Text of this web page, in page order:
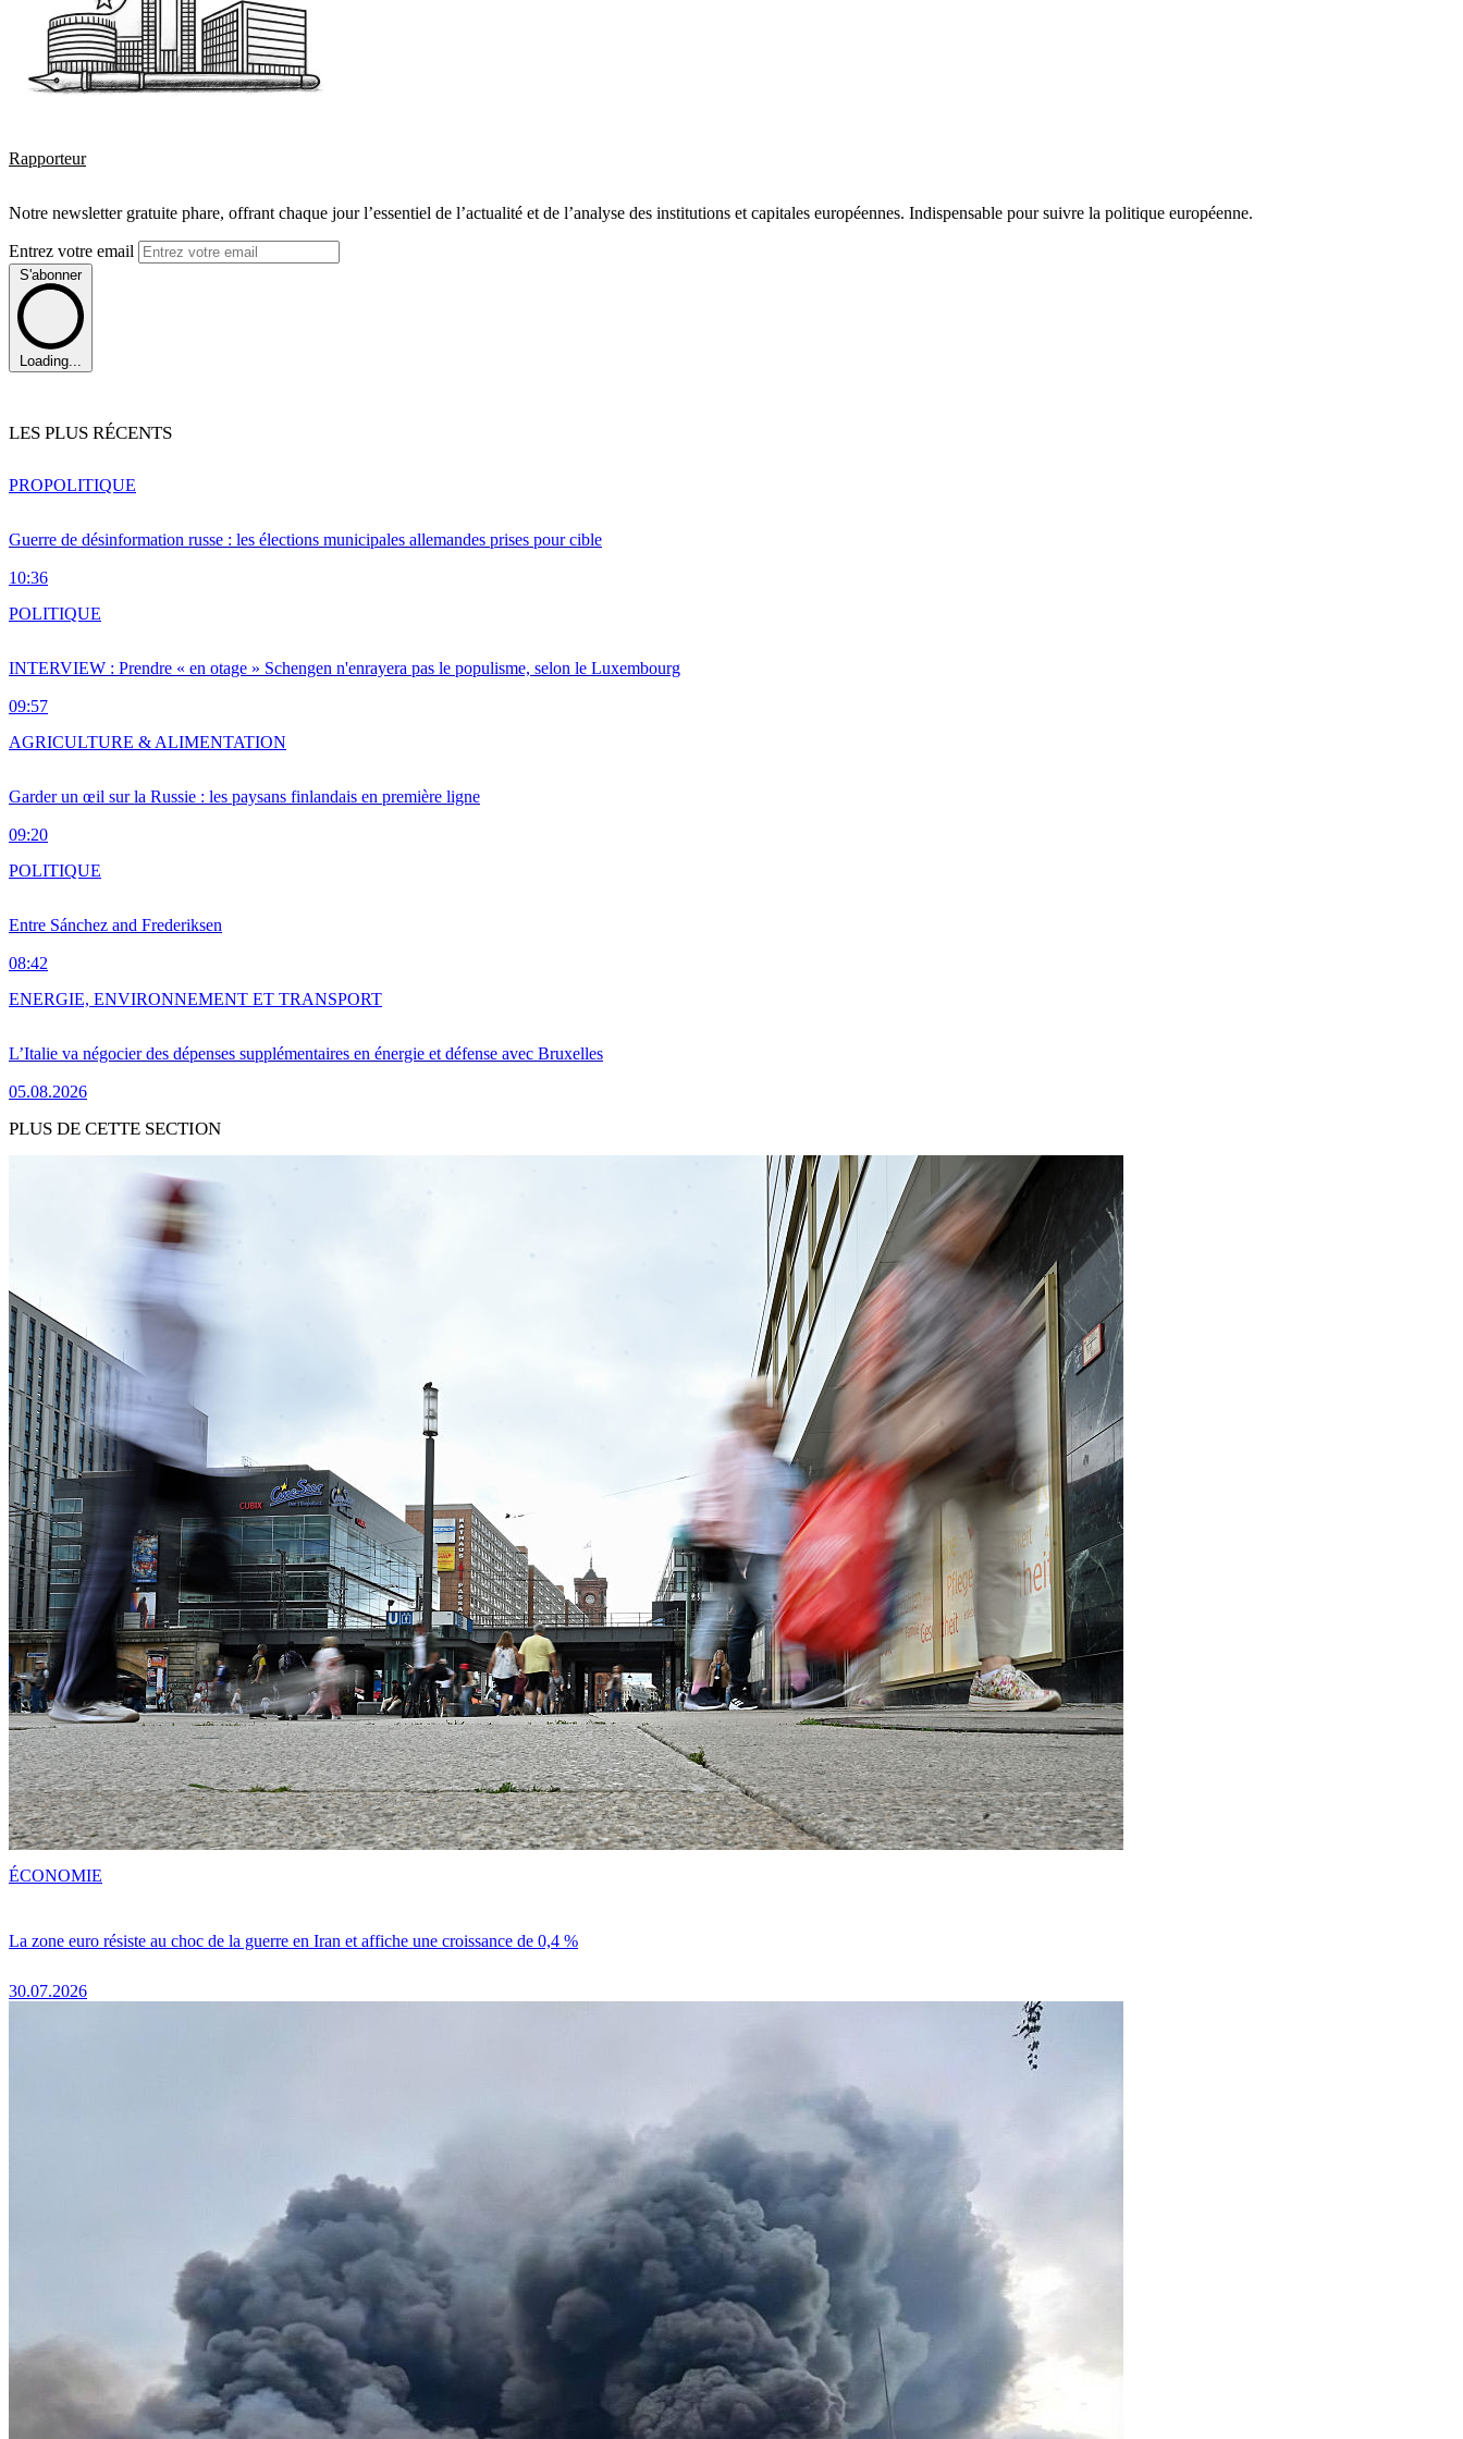
Rapporteur
Notre newsletter gratuite phare, offrant chaque jour l’essentiel de l’actualité et de l’analyse des institutions et capitales européennes. Indispensable pour suivre la politique européenne.
Entrez votre email
S'abonner
Loading...
LES PLUS RÉCENTS
Guerre de désinformation russe : les élections municipales allemandes prises pour cible
10:36
PROPOLITIQUE
INTERVIEW : Prendre « en otage » Schengen n'enrayera pas le populisme, selon le Luxembourg
09:57
POLITIQUE
Garder un œil sur la Russie : les paysans finlandais en première ligne
09:20
AGRICULTURE & ALIMENTATION
Entre Sánchez and Frederiksen
08:42
POLITIQUE
L’Italie va négocier des dépenses supplémentaires en énergie et défense avec Bruxelles
05.08.2026
ENERGIE, ENVIRONNEMENT ET TRANSPORT
PLUS DE CETTE SECTION
La zone euro résiste au choc de la guerre en Iran et affiche une croissance de 0,4 %
30.07.2026
ÉCONOMIE